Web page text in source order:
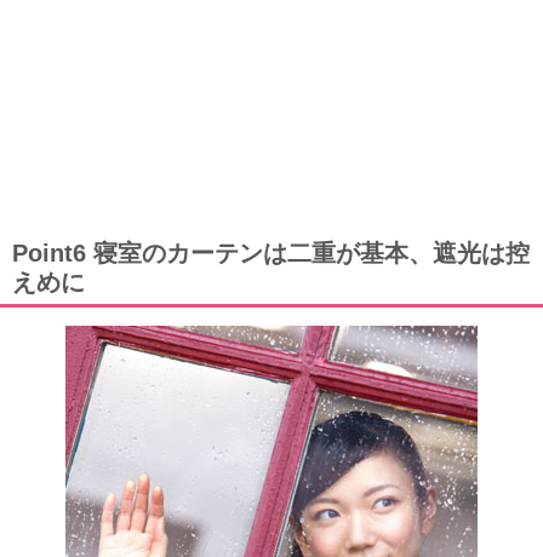
Point6 寝室のカーテンは二重が基本、遮光は控
えめに